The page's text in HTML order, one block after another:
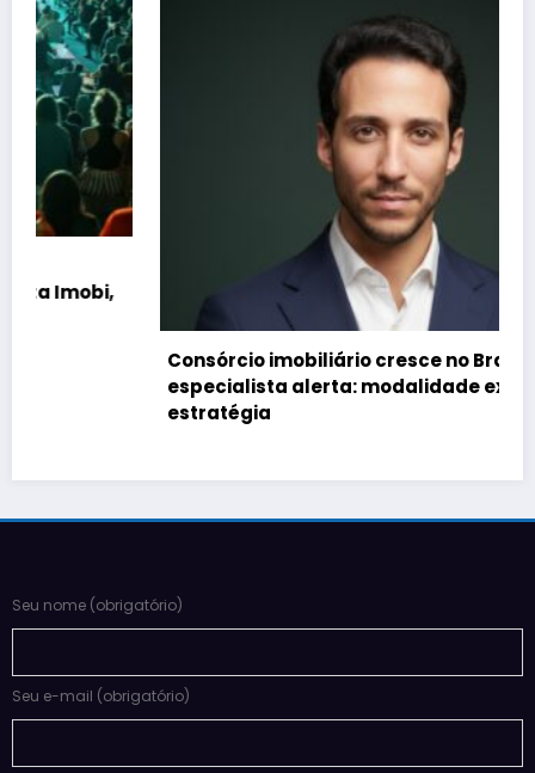
Consórcio imobiliário cresce no Brasil, mas
especialista alerta: modalidade exige
Seu nome (obrigatório)
Seu e-mail (obrigatório)